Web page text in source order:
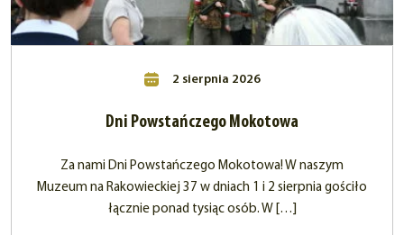
2 sierpnia 2026
Dni Powstańczego Mokotowa
Za nami Dni Powstańczego Mokotowa! W naszym
Muzeum na Rakowieckiej 37 w dniach 1 i 2 sierpnia gościło
łącznie ponad tysiąc osób. W […]